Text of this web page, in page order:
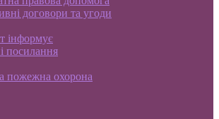
договори та угоди
інформує
посилання
пожежна охорона